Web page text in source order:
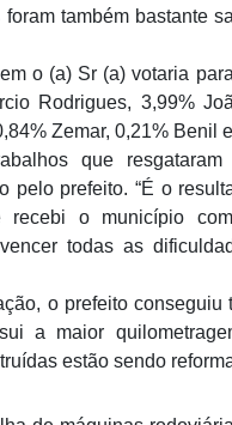
também bastante
o (a) Sr (a) votaria
Rodrigues, 3,99%
Zemar, 0,21% Benil
que resgataram
pelo prefeito. “É o
o município
todas as
o prefeito conseguiu
a maior
estão sendo